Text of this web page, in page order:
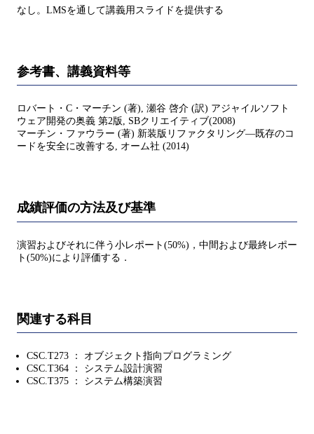
なし。LMSを通して講義用スライドを提供する
参考書、講義資料等
ロバート・C・マーチン (著), 瀬谷 啓介 (訳) アジャイルソフト
ウェア開発の奥義 第2版, SBクリエイティブ(2008)
マーチン・ファウラー (著) 新装版リファクタリング―既存のコ
ードを安全に改善する, オーム社 (2014)
成績評価の方法及び基準
演習およびそれに伴う小レポート(50%)，中間および最終レポー
ト(50%)により評価する．
関連する科目
CSC.T273 ： オブジェクト指向プログラミング
CSC.T364 ： システム設計演習
CSC.T375 ： システム構築演習